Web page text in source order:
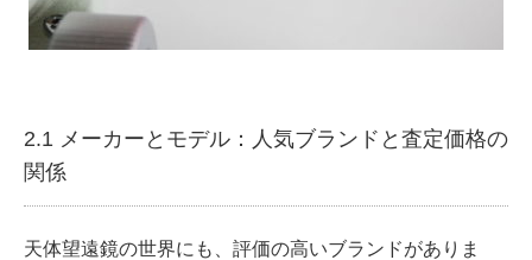
2.1 メーカーとモデル：人気ブランドと査定価格の
関係
天体望遠鏡の世界にも、評価の高いブランドがありま